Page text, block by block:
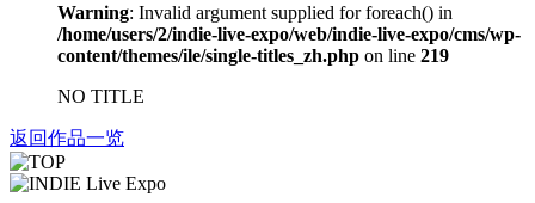
Warning: Invalid argument supplied for foreach() in
/home/users/2/indie-live-expo/web/indie-live-expo/cms/wp-
content/themes/ile/single-titles_zh.php on line 219
NO TITLE
返回作品一览